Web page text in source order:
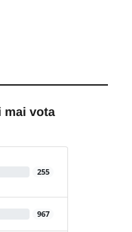
mai vota
255
967